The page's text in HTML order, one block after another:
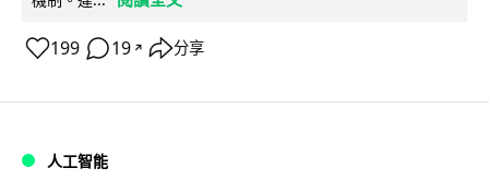
199 19 ↗ 分享
人工智能